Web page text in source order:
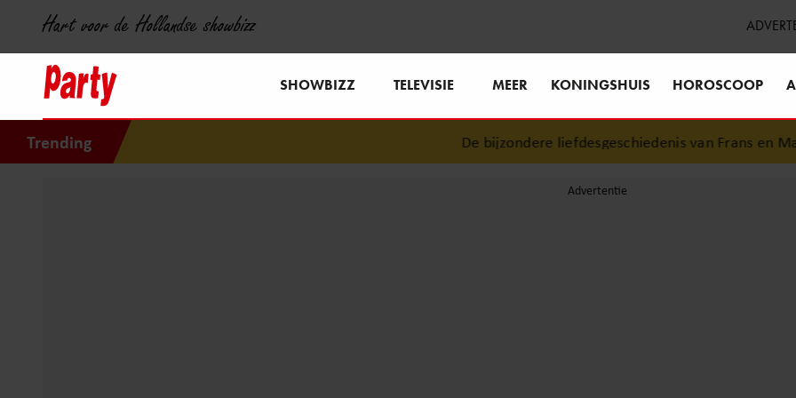
Hart voor de Hollandse showbizz
SHOWBIZZ TELEVISIE MEER KONINGSHUIS HOROSCOOP
Trending De bijzondere liefdesgeschiedenis van Frans en